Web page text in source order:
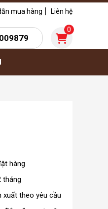
Liên hệ
mua hàng
0
hàng
tháng
xuất theo yêu cầu